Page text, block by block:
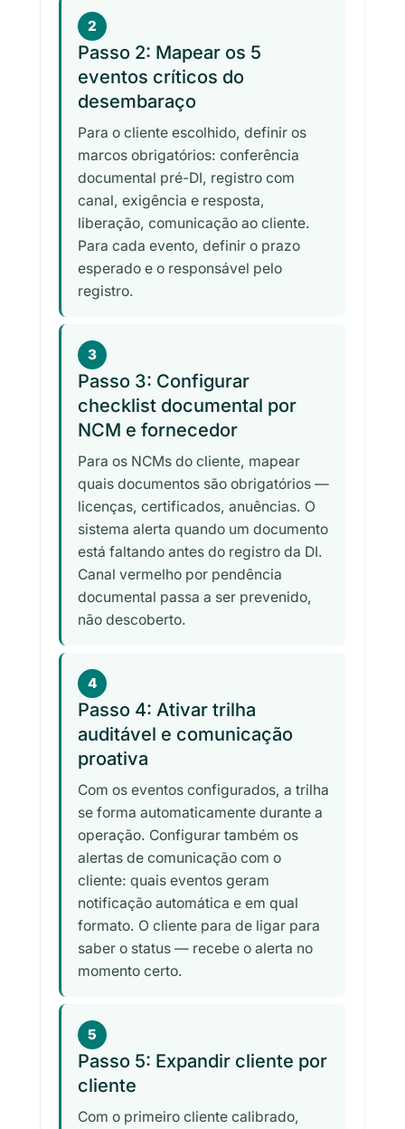
2
Passo 2: Mapear os 5
eventos críticos do
desembaraço
Para o cliente escolhido, definir os
marcos obrigatórios: conferência
documental pré-DI, registro com
canal, exigência e resposta,
liberação, comunicação ao cliente.
Para cada evento, definir o prazo
esperado e o responsável pelo
registro.
3
Passo 3: Configurar
checklist documental por
NCM e fornecedor
Para os NCMs do cliente, mapear
quais documentos são obrigatórios —
licenças, certificados, anuências. O
sistema alerta quando um documento
está faltando antes do registro da DI.
Canal vermelho por pendência
documental passa a ser prevenido,
não descoberto.
4
Passo 4: Ativar trilha
auditável e comunicação
proativa
Com os eventos configurados, a trilha
se forma automaticamente durante a
operação. Configurar também os
alertas de comunicação com o
cliente: quais eventos geram
notificação automática e em qual
formato. O cliente para de ligar para
saber o status — recebe o alerta no
momento certo.
5
Passo 5: Expandir cliente por
cliente
Com o primeiro cliente calibrado,